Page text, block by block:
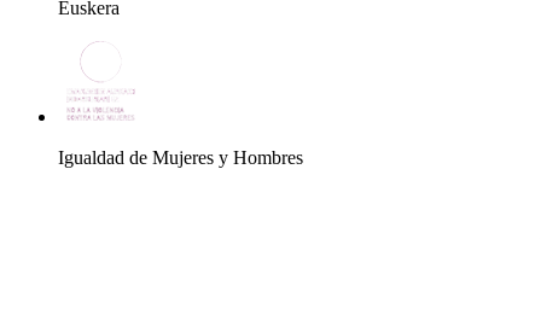
Euskera
Igualdad de Mujeres y Hombres